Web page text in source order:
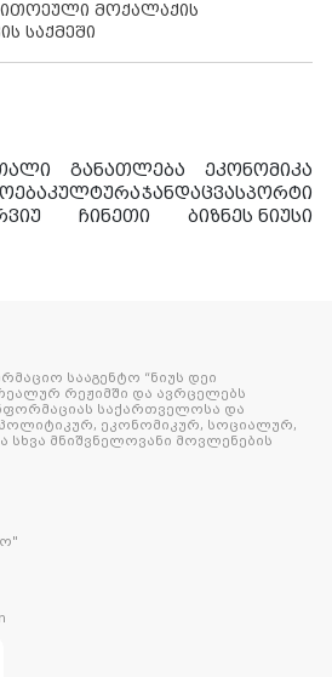
მოქალაქის
საქმეში
განათლება
ეკონომიკა
კულტურაჯანდაცვასპორტი
ჩინეთი ბიზნეს ნიუსი
სააგენტო “ნიუს დეი
რეჟიმში და ავრცელებს
საქართველოსა და
ეკონომიკურ, სოციალურ,
მნიშვნელოვანი მოვლენების